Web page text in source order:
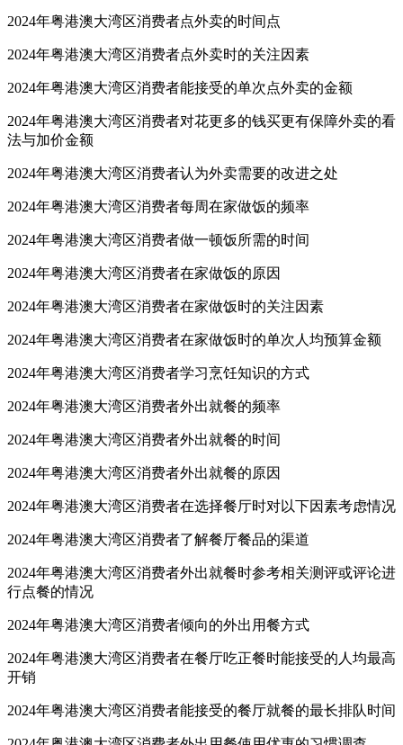
2024年粤港澳大湾区消费者点外卖的时间点
2024年粤港澳大湾区消费者点外卖时的关注因素
2024年粤港澳大湾区消费者能接受的单次点外卖的金额
2024年粤港澳大湾区消费者对花更多的钱买更有保障外卖的看
法与加价金额
2024年粤港澳大湾区消费者认为外卖需要的改进之处
2024年粤港澳大湾区消费者每周在家做饭的频率
2024年粤港澳大湾区消费者做一顿饭所需的时间
2024年粤港澳大湾区消费者在家做饭的原因
2024年粤港澳大湾区消费者在家做饭时的关注因素
2024年粤港澳大湾区消费者在家做饭时的单次人均预算金额
2024年粤港澳大湾区消费者学习烹饪知识的方式
2024年粤港澳大湾区消费者外出就餐的频率
2024年粤港澳大湾区消费者外出就餐的时间
2024年粤港澳大湾区消费者外出就餐的原因
2024年粤港澳大湾区消费者在选择餐厅时对以下因素考虑情况
2024年粤港澳大湾区消费者了解餐厅餐品的渠道
2024年粤港澳大湾区消费者外出就餐时参考相关测评或评论进
行点餐的情况
2024年粤港澳大湾区消费者倾向的外出用餐方式
2024年粤港澳大湾区消费者在餐厅吃正餐时能接受的人均最高
开销
2024年粤港澳大湾区消费者能接受的餐厅就餐的最长排队时间